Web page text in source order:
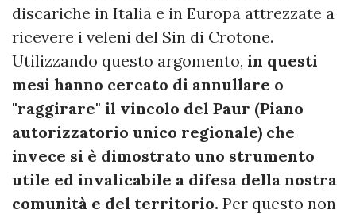
discariche in Italia e in Europa attrezzate a
ricevere i veleni del Sin di Crotone.
Utilizzando questo argomento, in questi
mesi hanno cercato di annullare o
"raggirare" il vincolo del Paur (Piano
autorizzatorio unico regionale) che
invece si è dimostrato uno strumento
utile ed invalicabile a difesa della nostra
comunità e del territorio. Per questo non